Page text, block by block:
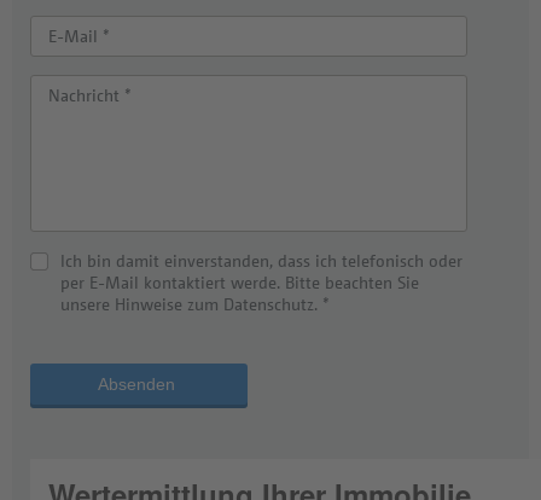
E-Mail *
Nachricht *
Ich bin damit einverstanden, dass ich telefonisch oder
per E-Mail kontaktiert werde. Bitte beachten Sie
unsere Hinweise zum Datenschutz. *
Absenden